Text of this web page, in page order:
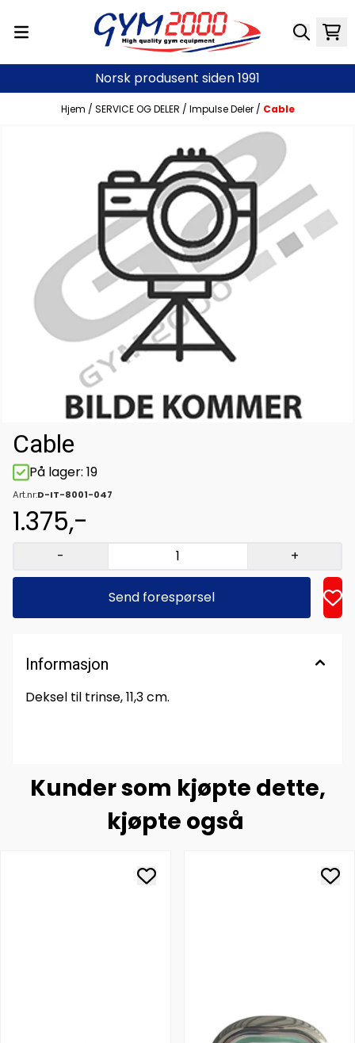
Norsk produsent siden 1991
Hjem / SERVICE OG DELER / Impulse Deler / Cable
Cable
På lager: 19
Art.nr:D-IT-8001-047
1.375,-
- +
Send forespørsel
Informasjon
Deksel til trinse, 11,3 cm.
Kunder som kjøpte dette,
kjøpte også